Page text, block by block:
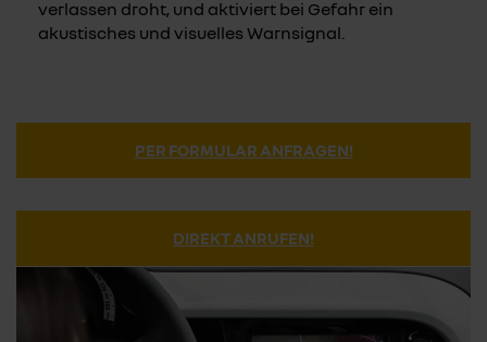
verlassen droht, und aktiviert bei Gefahr ein
akustisches und visuelles Warnsignal.
PER FORMULAR ANFRAGEN!
DIREKT ANRUFEN!